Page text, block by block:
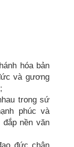
hóa bản
và gương
trong sứ
phúc và
đắp nền văn
đức chân